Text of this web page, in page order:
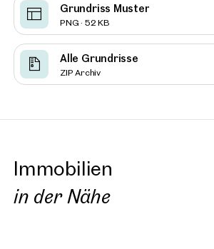
Grundriss Muster
PNG · 52 KB
Alle Grundrisse
ZIP Archiv
Immobilien
in der Nähe